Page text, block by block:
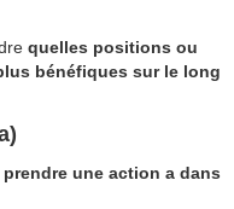
quelles positions ou
bénéfiques sur le long
prendre une action a dans